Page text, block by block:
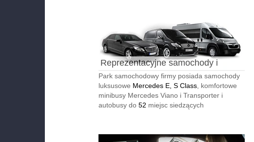
Reprezentacyjne samochody i
autobusy
Park samochodowy firmy posiada samochody
luksusowe Mercedes E, S Class , komfortowe
minibusy Mercedes Viano i Transporter i
autobusy do 52 miejsc siedzących